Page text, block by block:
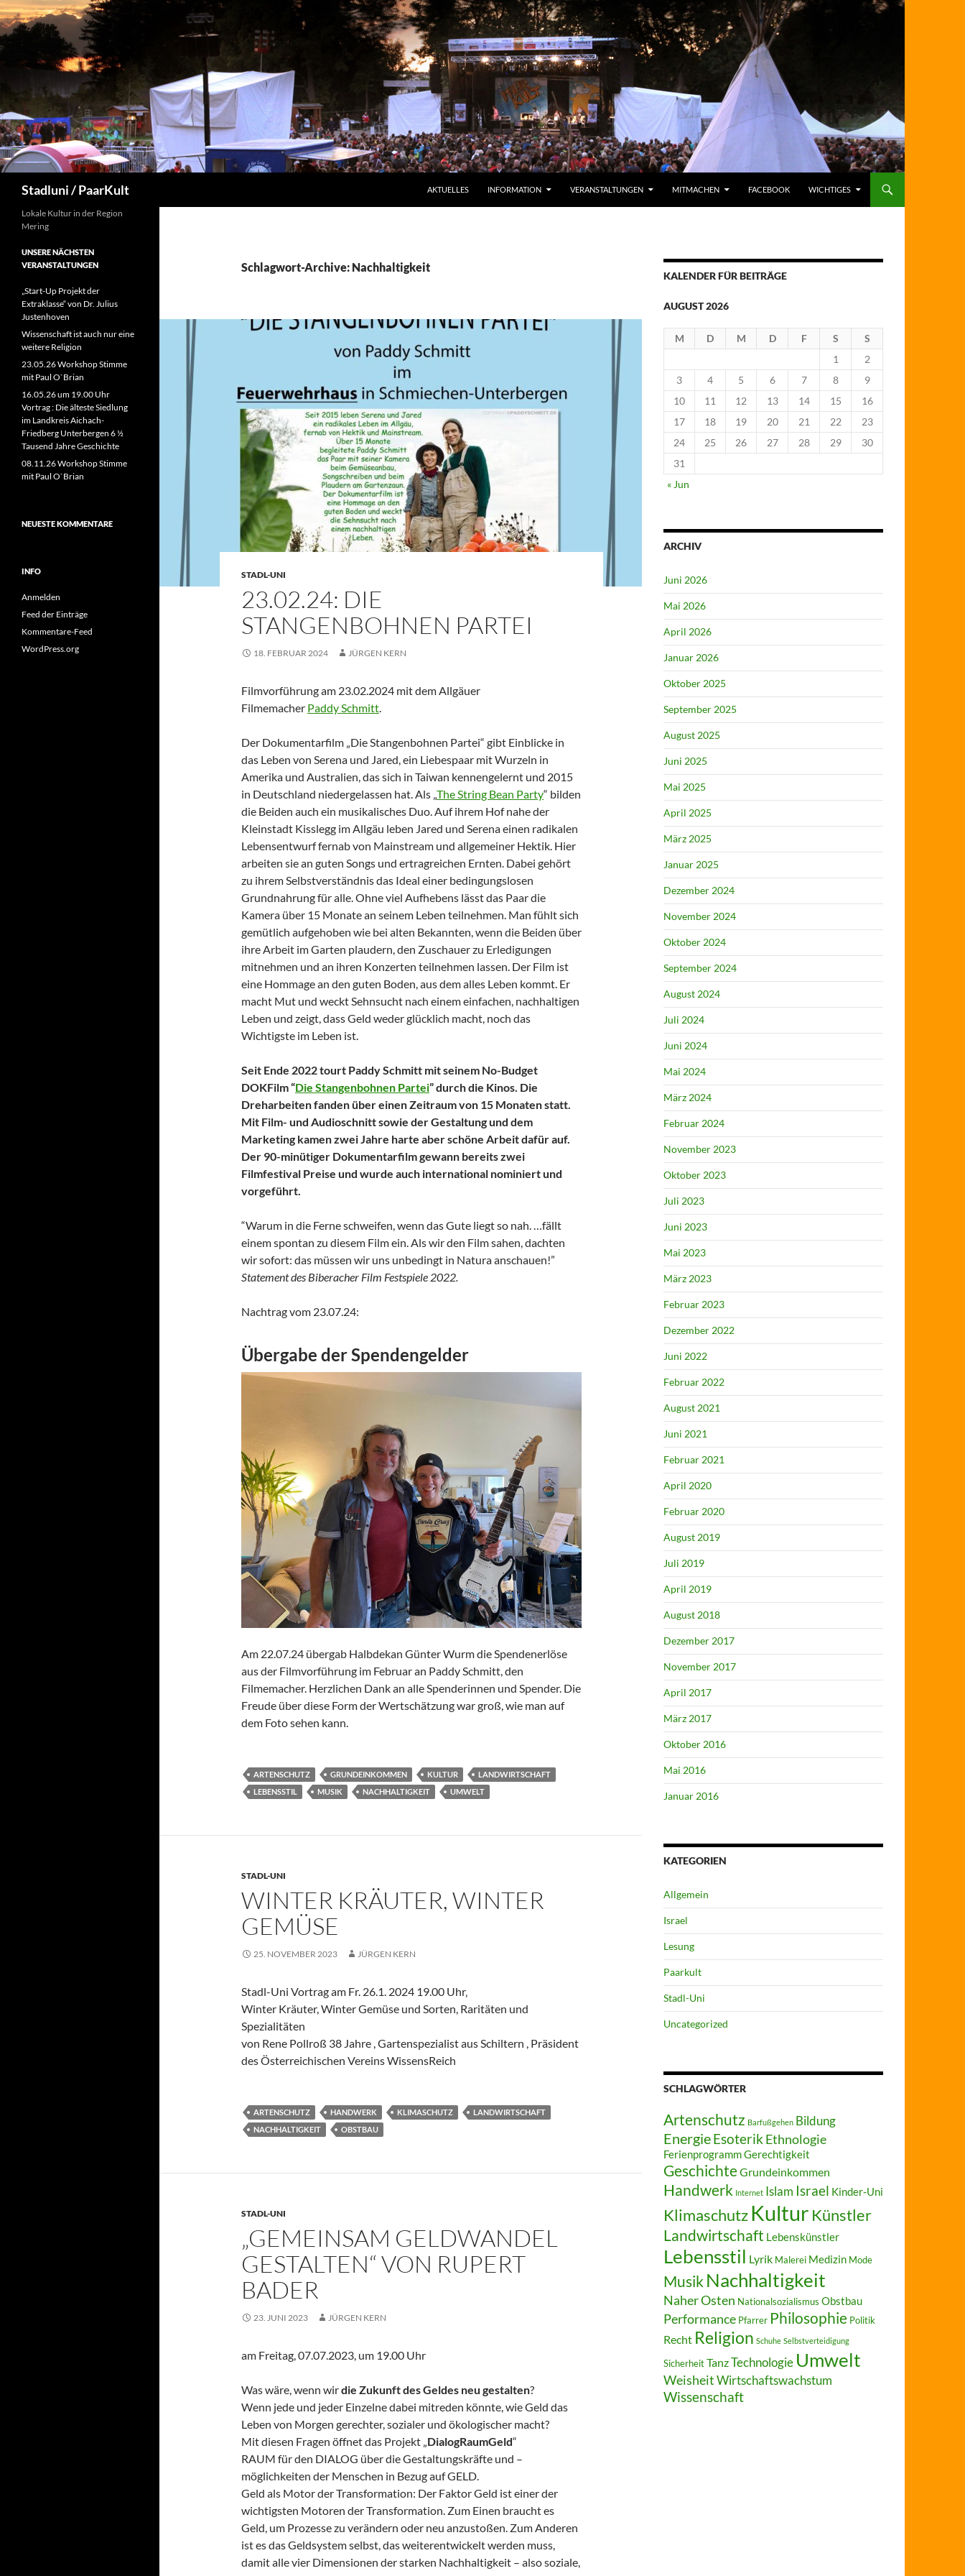
Stadluni / PaarKult
AKTUELLES
INFORMATION VERANSTALTUNGEN MITMACHEN FACEBOOK WICHTIGES
Schlagwort-Archive: Nachhaltigkeit
STADL-UNI
23.02.24: DIE
STANGENBOHNEN PARTEI
18. FEBRUAR 2024 JÜRGEN KERN
Filmvorführung am 23.02.2024 mit dem Allgäuer
Filmemacher Paddy Schmitt.
Der Dokumentarfilm „Die Stangenbohnen Partei“ gibt Einblicke in
das Leben von Serena und Jared, ein Liebespaar mit Wurzeln in
Amerika und Australien, das sich in Taiwan kennengelernt und 2015
in Deutschland niedergelassen hat. Als „The String Bean Party“ bilden
die Beiden auch ein musikalisches Duo. Auf ihrem Hof nahe der
Kleinstadt Kisslegg im Allgäu leben Jared und Serena einen radikalen
Lebensentwurf fernab von Mainstream und allgemeiner Hektik. Hier
arbeiten sie an guten Songs und ertragreichen Ernten. Dabei gehört
zu ihrem Selbstverständnis das Ideal einer bedingungslosen
Grundnahrung für alle. Ohne viel Aufhebens lässt das Paar die
Kamera über 15 Monate an seinem Leben teilnehmen. Man fühlt sich
gemütlich aufgehoben wie bei alten Bekannten, wenn die Beiden über
ihre Arbeit im Garten plaudern, den Zuschauer zu Erledigungen
mitnehmen und an ihren Konzerten teilnehmen lassen. Der Film ist
eine Hommage an den guten Boden, aus dem alles Leben kommt. Er
macht Mut und weckt Sehnsucht nach einem einfachen, nachhaltigen
Leben und zeigt, dass Geld weder glücklich macht, noch das
Wichtigste im Leben ist.
Seit Ende 2022 tourt Paddy Schmitt mit seinem No-Budget
DOKFilm “Die Stangenbohnen Partei” durch die Kinos. Die
Dreharbeiten fanden über einen Zeitraum von 15 Monaten statt.
Mit Film- und Audioschnitt sowie der Gestaltung und dem
Marketing kamen zwei Jahre harte aber schöne Arbeit dafür auf.
Der 90-minütiger Dokumentarfilm gewann bereits zwei
Filmfestival Preise und wurde auch international nominiert und
vorgeführt.
“Warum in die Ferne schweifen, wenn das Gute liegt so nah. …fällt
einem spontan zu diesem Film ein. Als wir den Film sahen, dachten
wir sofort: das müssen wir uns unbedingt in Natura anschauen!”
Statement des Biberacher Film Festspiele 2022.
Nachtrag vom 23.07.24:
Übergabe der Spendengelder
Am 22.07.24 übergab Halbdekan Günter Wurm die Spendenerlöse
aus der Filmvorführung im Februar an Paddy Schmitt, den
Filmemacher. Herzlichen Dank an alle Spenderinnen und Spender. Die
Freude über diese Form der Wertschätzung war groß, wie man auf
dem Foto sehen kann.
ARTENSCHUTZ GRUNDEINKOMMEN KULTUR
LANDWIRTSCHAFT
LEBENSSTIL
MUSIK NACHHALTIGKEIT UMWELT
STADL-UNI
WINTER KRÄUTER, WINTER
GEMÜSE
25. NOVEMBER 2023 JÜRGEN KERN
Stadl-Uni Vortrag am Fr. 26.1. 2024 19.00 Uhr‚
Winter Kräuter, Winter Gemüse und Sorten, Raritäten und
Spezialitäten
von Rene Pollroß 38 Jahre , Gartenspezialist aus Schiltern , Präsident
des Österreichischen Vereins WissensReich
ARTENSCHUTZ HANDWERK KLIMASCHUTZ
LANDWIRTSCHAFT
NACHHALTIGKEIT
OBSTBAU
STADL-UNI
„GEMEINSAM GELDWANDEL
GESTALTEN“ VON RUPERT
BADER
23. JUNI 2023 JÜRGEN KERN
am Freitag, 07.07.2023, um 19.00 Uhr
Was wäre, wenn wirdie Zukunft des Geldes neu gestalten?
Wenn jede und jeder Einzelne dabei mitreden könnte, wie Geld das
Leben von Morgen gerechter, sozialer und ökologischer macht?
Mit diesen Fragen öffnet das Projekt „ DialogRaumGeld“
RAUM für den DIALOG über die Gestaltungskräfte und –
möglichkeiten der Menschen in Bezug auf GELD.
Geld als Motor der Transformation: Der Faktor Geld ist einer der
wichtigsten Motoren der Transformation. Zum Einen braucht es
Geld, um Prozesse zu verändern oder neu anzustoßen. Zum Anderen
ist es das Geldsystem selbst, das weiterentwickelt werden muss,
damit alle vier Dimensionen der starken Nachhaltigkeit – also soziale,
KALENDER FÜR BEITRÄGE
AUGUST 2026
M D M D F S
S
1
2
3
4 5 6 7 8
9
10
11 12 13 14 15
16
17
18 19 20 21 22
23
24
25 26 27 28 29
30
31
« Jun
ARCHIV
Juni 2026
Mai 2026
April 2026
Januar 2026
Oktober 2025
September 2025
August 2025
Juni 2025
Mai 2025
April 2025
März 2025
Januar 2025
Dezember 2024
November 2024
Oktober 2024
September 2024
August 2024
Juli 2024
Juni 2024
Mai 2024
März 2024
Februar 2024
November 2023
Oktober 2023
Juli 2023
Juni 2023
Mai 2023
März 2023
Februar 2023
Dezember 2022
Juni 2022
Februar 2022
August 2021
Juni 2021
Februar 2021
April 2020
Februar 2020
August 2019
Juli 2019
April 2019
August 2018
Dezember 2017
November 2017
April 2017
März 2017
Oktober 2016
Mai 2016
Januar 2016
KATEGORIEN
Allgemein
Israel
Lesung
Paarkult
Stadl-Uni
Uncategorized
SCHLAGWÖRTER
Artenschutz Barfußgehen Bildung
EnergieEsoterik Ethnologie
FerienprogrammGerechtigkeit
GeschichteGrundeinkommen
Handwerk Internet Islam Israel Kinder-Uni
KlimaschutzKultur Künstler
Landwirtschaft Lebenskünstler
Lebensstil Lyrik Malerei Medizin Mode
MusikNachhaltigkeit
Naher Osten Nationalsozialismus Obstbau
Performance Pfarrer Philosophie Politik
Recht Religion Schuhe Selbstverteidigung
SicherheitTanzTechnologie Umwelt
WeisheitWirtschaftswachstum
Wissenschaft
Lokale Kultur in der Region
Mering
UNSERE NÄCHSTEN
VERANSTALTUNGEN
„Start-Up Projekt der
Extraklasse“ von Dr. Julius
Justenhoven
Wissenschaft ist auch nur eine
weitere Religion
23.05.26 Workshop Stimme
mit Paul O`Brian
16.05.26 um 19.00 Uhr
Vortrag : Die älteste Siedlung
im Landkreis Aichach-
Friedberg Unterbergen 6 ½
Tausend Jahre Geschichte
08.11.26 Workshop Stimme
mit Paul O`Brian
NEUESTE KOMMENTARE
INFO
Anmelden
Feed der Einträge
Kommentare-Feed
WordPress.org